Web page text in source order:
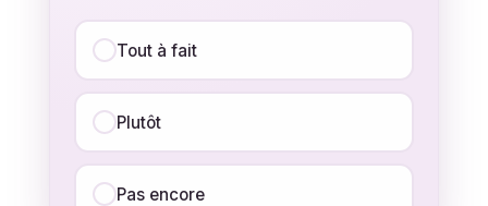
Tout à fait
Plutôt
Pas encore